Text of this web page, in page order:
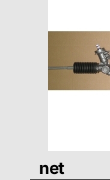
net